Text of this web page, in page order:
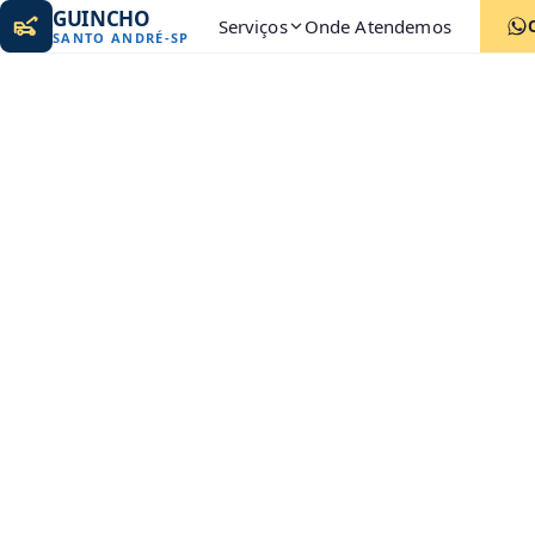
GUINCHO
SANTO ANDRÉ-SP Serviços Onde Atendemos